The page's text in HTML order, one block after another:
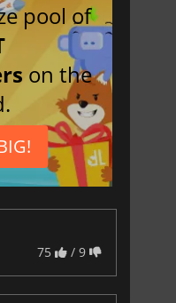
pool of
on the
75 / 9